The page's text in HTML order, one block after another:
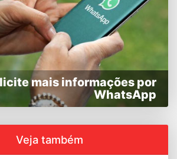
mais informações por
WhatsApp
Veja também